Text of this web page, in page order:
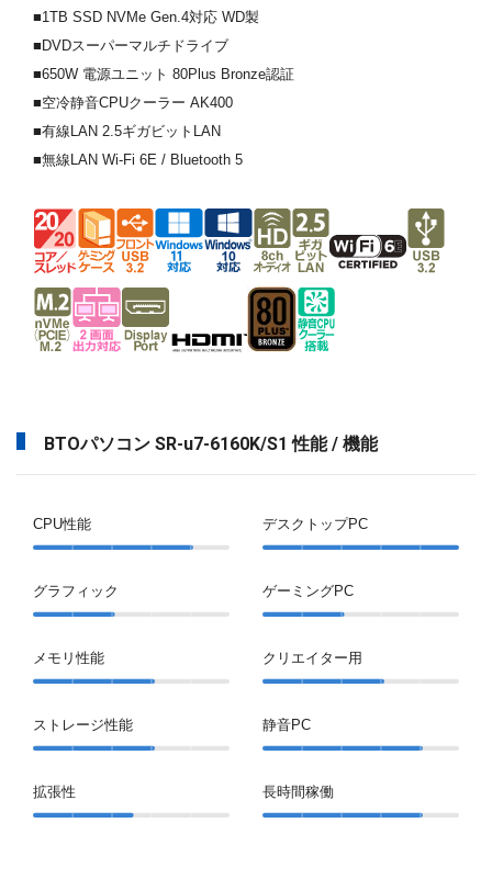
■1TB SSD NVMe Gen.4対応 WD製
■DVDスーパーマルチドライブ
■650W 電源ユニット 80Plus Bronze認証
■空冷静音CPUクーラー AK400
■有線LAN 2.5ギガビットLAN
■無線LAN Wi-Fi 6E / Bluetooth 5
BTOパソコン SR-u7-6160K/S1 性能 / 機能
CPU性能
グラフィック
メモリ性能
ストレージ性能
拡張性
デスクトップPC
ゲーミングPC
クリエイター用
静音PC
長時間稼働